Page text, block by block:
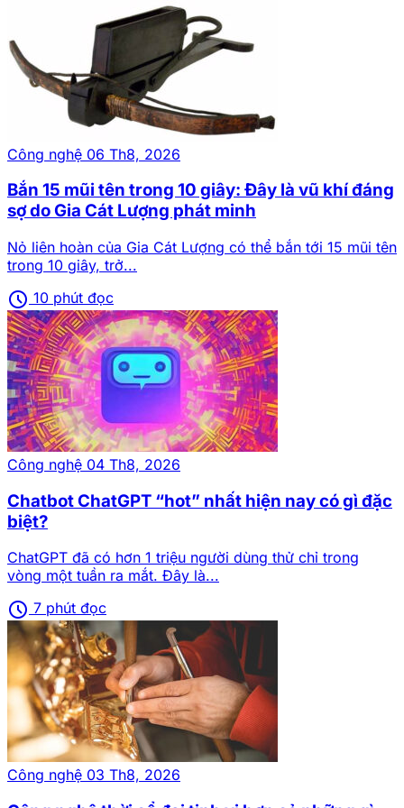
Công nghệ 06 Th8, 2026
Bắn 15 mũi tên trong 10 giây: Đây là vũ khí đáng
sợ do Gia Cát Lượng phát minh
Nỏ liên hoàn của Gia Cát Lượng có thể bắn tới 15 mũi tên
trong 10 giây, trở...
schedule 10 phút đọc
Công nghệ 04 Th8, 2026
Chatbot ChatGPT “hot” nhất hiện nay có gì đặc
biệt?
ChatGPT đã có hơn 1 triệu người dùng thử chỉ trong
vòng một tuần ra mắt. Đây là...
schedule 7 phút đọc
Công nghệ 03 Th8, 2026